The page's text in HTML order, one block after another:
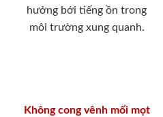
hưởng bới tiếng ồn trong
môi trường xung quanh.
Không cong vênh mối mọt